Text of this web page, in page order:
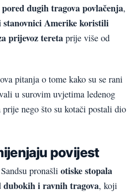
dugih tragova povlačenja,
Amerike koristili
prijevoz tereta prije više od
pitanja o tome kako su se rani
u surovim uvjetima ledenog
nego što su kotači postali dio
povijest
pronašli otiske stopala
dubokih i ravnih tragova, koji